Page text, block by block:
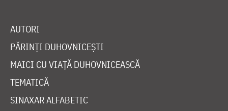
AUTORI
PĂRINȚI DUHOVNICEȘTI
MAICI CU VIAȚĂ DUHOVNICEASCĂ
TEMATICĂ
SINAXAR ALFABETIC